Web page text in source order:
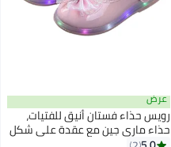
عرض
رويس حذاء فستان أنيق للفتيات،
حذاء ماري جين مع عقدة على شكل